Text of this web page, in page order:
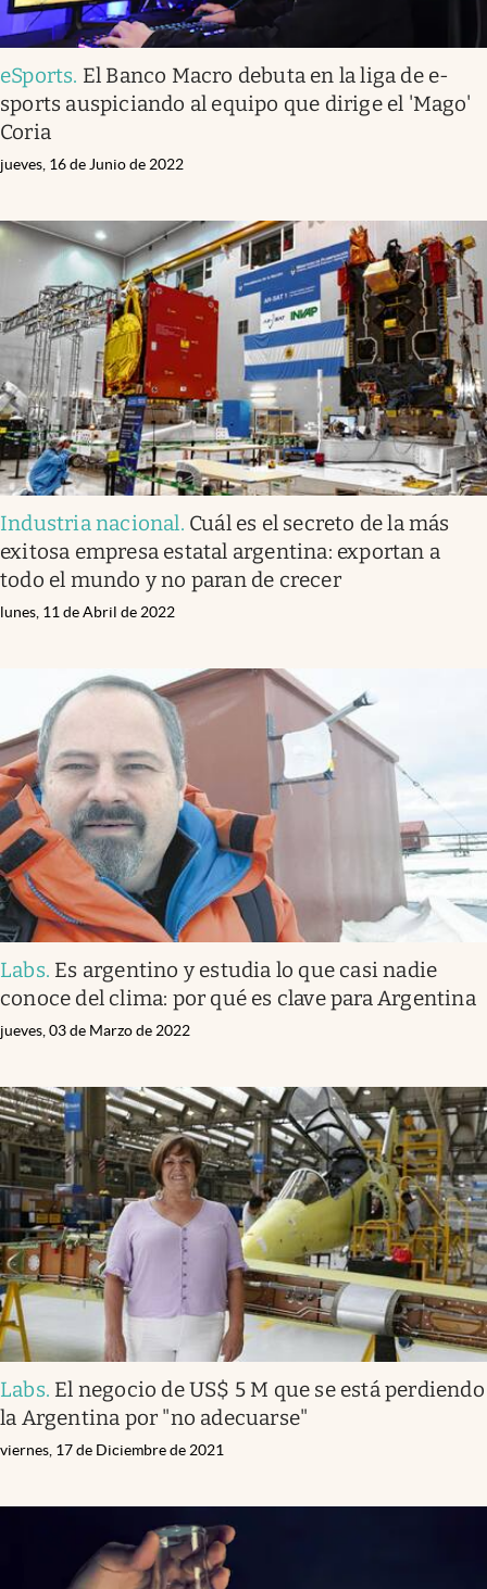
eSports. El Banco Macro debuta en la liga de e-
sports auspiciando al equipo que dirige el 'Mago'
Coria
jueves, 16 de Junio de 2022
Industria nacional. Cuál es el secreto de la más
exitosa empresa estatal argentina: exportan a
todo el mundo y no paran de crecer
lunes, 11 de Abril de 2022
Labs. Es argentino y estudia lo que casi nadie
conoce del clima: por qué es clave para Argentina
jueves, 03 de Marzo de 2022
Labs. El negocio de US$ 5 M que se está perdiendo
la Argentina por "no adecuarse"
viernes, 17 de Diciembre de 2021